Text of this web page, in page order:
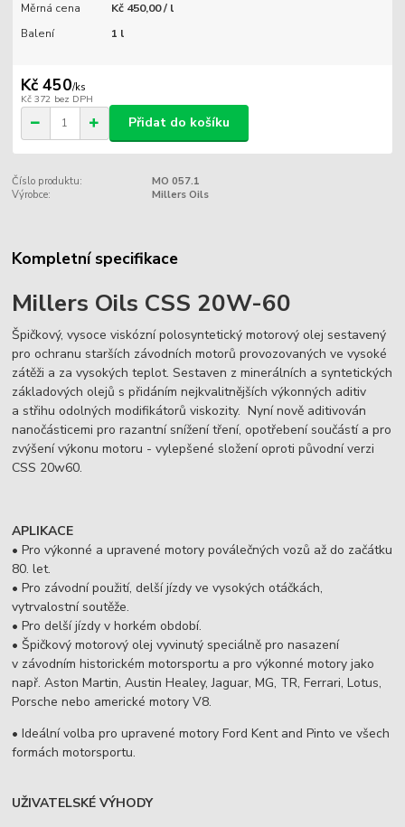
Měrná cena
Kč 450,00 / l
Balení
1 l
Kč 450/ks
Kč 372 bez DPH
Přidat do košíku
Číslo produktu:
MO 057.1
Výrobce:
Millers Oils
Kompletní specifikace
Millers Oils CSS 20W-60
Špičkový, vysoce viskózní polosyntetický motorový olej sestavený
pro ochranu starších závodních motorů provozovaných ve vysoké
zátěži a za vysokých teplot. Sestaven z minerálních a syntetických
základových olejů s přidáním nejkvalitnějších výkonných aditiv
a střihu odolných modifikátorů viskozity. Nyní nově aditivován
nanočásticemi pro razantní snížení tření, opotřebení součástí a pro
zvýšení výkonu motoru - vylepšené složení oproti původní verzi
CSS 20w60.
APLIKACE
• Pro výkonné a upravené motory poválečných vozů až do začátku
80. let.
• Pro závodní použití, delší jízdy ve vysokých otáčkách,
vytrvalostní soutěže.
• Pro delší jízdy v horkém období.
• Špičkový motorový olej vyvinutý speciálně pro nasazení
v závodním historickém motorsportu a pro výkonné motory jako
např. Aston Martin, Austin Healey, Jaguar, MG, TR, Ferrari, Lotus,
Porsche nebo americké motory V8.
• Ideální volba pro upravené motory Ford Kent and Pinto ve všech
formách motorsportu.
UŽIVATELSKÉ VÝHODY